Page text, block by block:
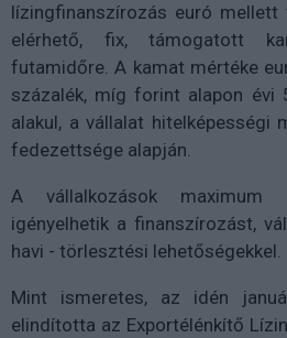
lízingfinanszírozás euró
elérhető, fix, támogatott
futamidőre. A kamat mértéke
százalék, míg forint alapon évi
alakul, a vállalat hitelképességi
fedezettsége alapján.
A vállalkozások
igényelhetik a finanszírozást,
havi - törlesztési lehetőségekkel.
Mint ismeretes, az idén
elindította az Exportélénkítő